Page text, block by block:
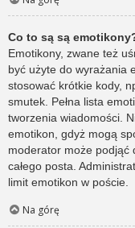
Co to są są
Emotikony, zwane też
być użyte do wyrażania
stosować krótkie kody,
smutek. Pełna lista
tworzenia wiadomości.
emotikon, gdyż mogą
moderator może podjąć
całego posta.
limit emotikon w poście.
Na górę